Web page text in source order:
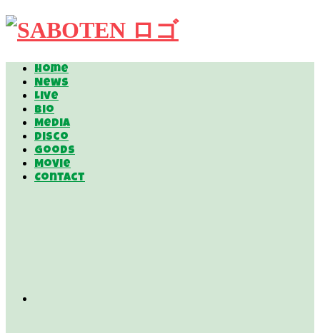
Home
News
Live
Bio
Media
Disco
Goods
Movie
Contact